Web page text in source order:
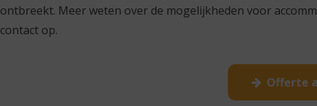
ontbreekt. Meer weten over de mogelijkheden voor
contact op.
Offerte